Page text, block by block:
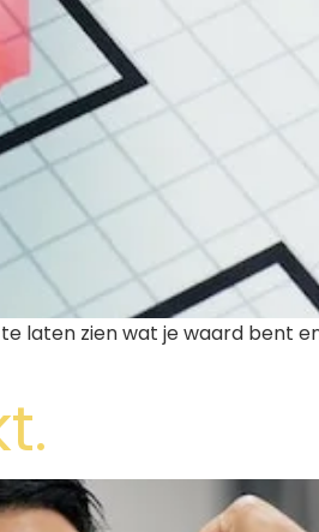
laten zien wat je waard bent